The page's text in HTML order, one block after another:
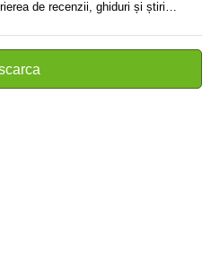
de recenzii, ghiduri și știri.
și să folosească mai bine